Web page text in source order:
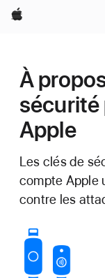
Apple
À
sécurité
Apple
Les clés de
compte Apple
contre les